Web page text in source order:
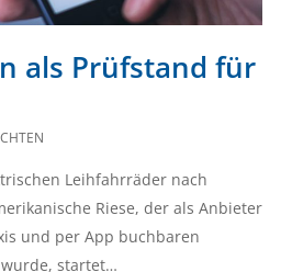
als Prüfstand für
Leihfahrräder nach
Riese, der als Anbieter
und per App buchbaren
startet…